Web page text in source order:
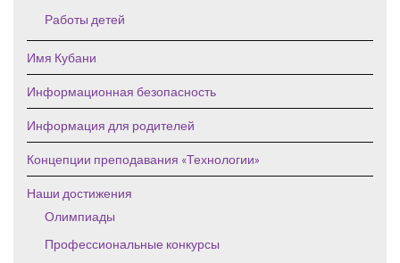
Работы детей
Имя Кубани
Информационная безопасность
Информация для родителей
Концепции преподавания «Технологии»
Наши достижения
Олимпиады
Профессиональные конкурсы